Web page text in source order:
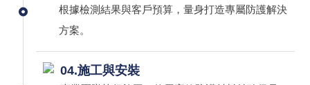
根據檢測結果與客戶預算，量身打造專屬防護解決
方案。
04.施工與安裝